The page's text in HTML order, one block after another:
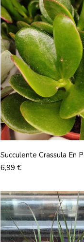
Succulente Crassula En
Prix
6,99 €